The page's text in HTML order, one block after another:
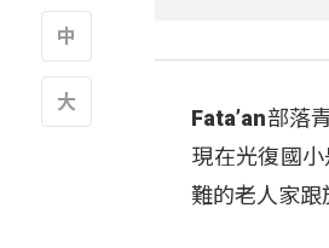
Fata’an部落
現在光復國
難的老人家跟